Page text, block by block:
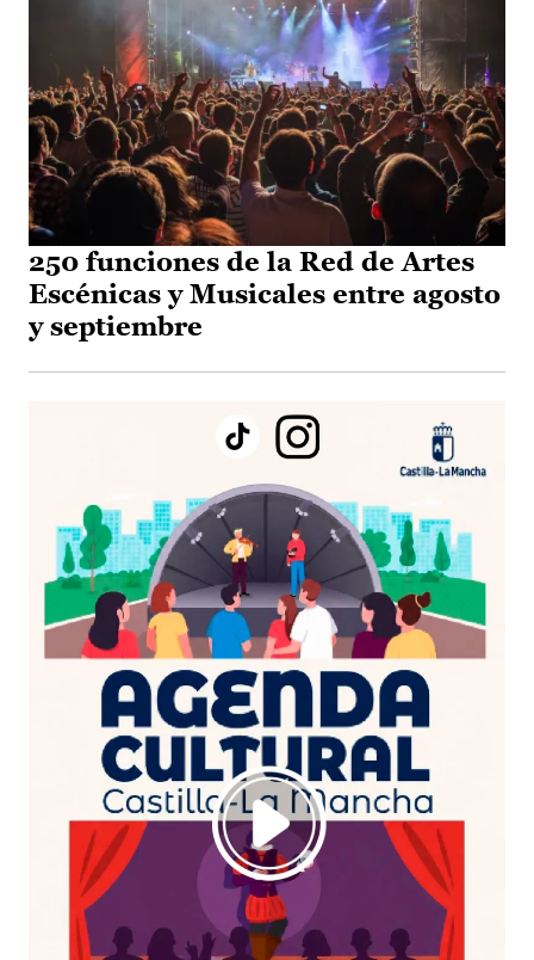
250 funciones de la Red de Artes
Escénicas y Musicales entre agosto
y septiembre